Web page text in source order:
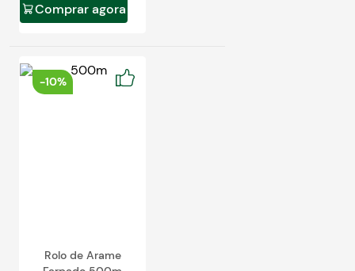
Comprar agora
-10%
Rolo de Arame